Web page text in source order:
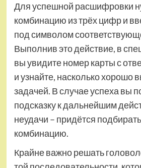
Для успешной расшифровки
комбинацию из трёх цифр и
под символом
Выполнив это действие, в
вы увидите номер карты с
и узнайте, насколько хорошо
задачей. В случае успеха вы
подсказку к дальнейшим
неудачи – придётся
комбинацию.
Крайне важно решать